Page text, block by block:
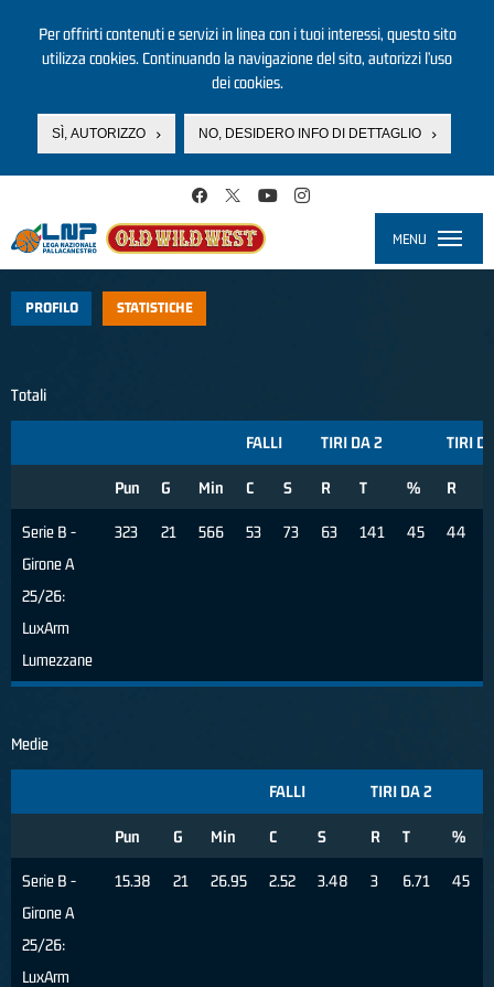
Per offrirti contenuti e servizi in linea con i tuoi interessi, questo sito
utilizza cookies. Continuando la navigazione del sito, autorizzi l’uso
dei cookies.
SÌ, AUTORIZZO NO, DESIDERO INFO DI DETTAGLIO
MENU
PROFILO STATISTICHE
Totali
FALLI TIRI DA 2 TIRI
Pun G Min C S R T % R
Serie B -
Girone A
25/26:
LuxArm
Lumezzane
323 21 566 53 73 63 141 45 44
Medie
FALLI TIRI DA 2
Pun G Min C S R T %
Serie B -
Girone A
25/26:
LuxArm
15.38 21 26.95 2.52 3.48 3 6.71 45